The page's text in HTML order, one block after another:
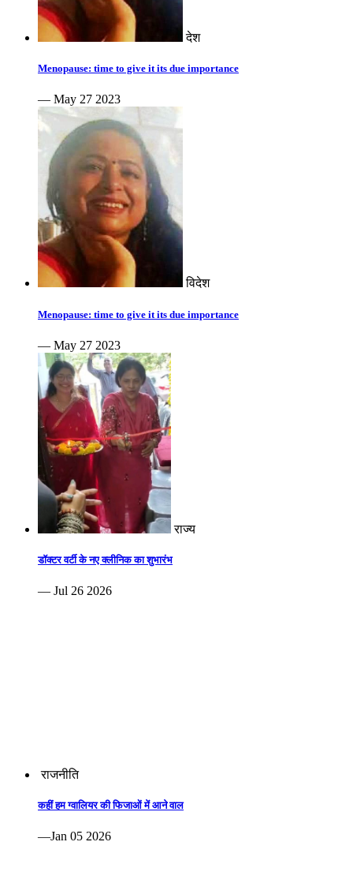
देश
Menopause: time to give it its due importance
— May 27 2023
विदेश
Menopause: time to give it its due importance
— May 27 2023
राज्य
डॉक्टर वर्टी के नए क्लीनिक का शुभारंभ
— Jul 26 2026
कहीं हम ग्वालियर की फिजाओं में आने वाल
—Jan 05 2026